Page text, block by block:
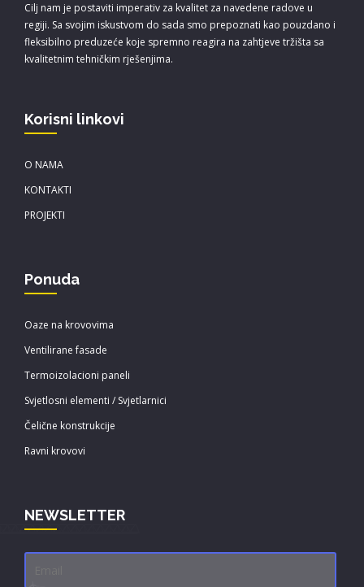
Cilj nam je postaviti imperativ za kvalitet za navedene radove u
regiji. Sa svojim iskustvom do sada smo prepoznati kao pouzdano i
fleksibilno preduzeće koje spremno reagira na zahtjeve tržišta sa
kvalitetnim tehničkim rješenjima.
Korisni linkovi
O NAMA
KONTAKTI
PROJEKTI
Ponuda
Oaze na krovovima
Ventilirane fasade
Termoizolacioni paneli
Svjetlosni elementi / Svjetlarnici
Čelične konstrukcije
Ravni krovovi
NEWSLETTER